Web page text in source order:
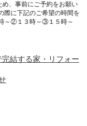
、事前にご予約をお願い
際に下記のご希望の時間を
～②１３時～③１５時～
完結する家・リフォー